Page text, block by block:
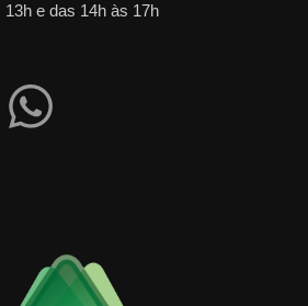
e das 14h às 17h